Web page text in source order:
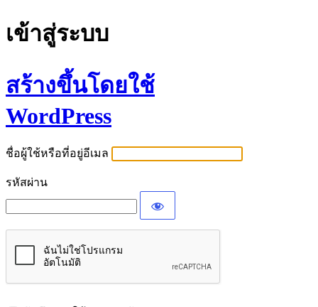
เข้าสู่ระบบ
สร้างขึ้นโดยใช้
WordPress
ชื่อผู้ใช้หรือที่อยู่อีเมล
รหัสผ่าน